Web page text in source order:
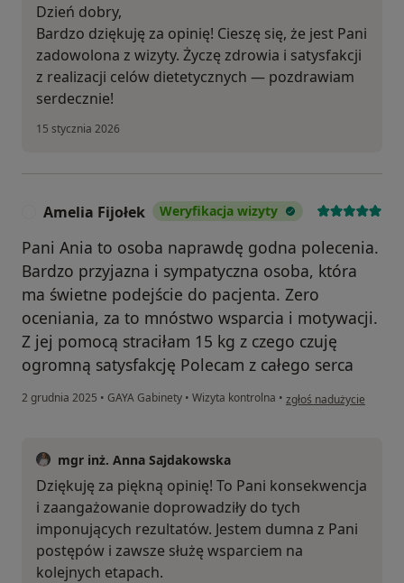
Dzień dobry,
Bardzo dziękuję za opinię! Cieszę się, że jest Pani
zadowolona z wizyty. Życzę zdrowia i satysfakcji
z realizacji celów dietetycznych — pozdrawiam
serdecznie!
15 stycznia 2026
Amelia Fijołek Weryfikacja wizyty
Pani Ania to osoba naprawdę godna polecenia.
Bardzo przyjazna i sympatyczna osoba, która
ma świetne podejście do pacjenta. Zero
oceniania, za to mnóstwo wsparcia i motywacji.
Z jej pomocą straciłam 15 kg z czego czuję
ogromną satysfakcję Polecam z całego serca
2 grudnia 2025 • GAYA Gabinety • Wizyta kontrolna • w opinii użytkownika
zgłoś nadużycie
mgr inż. Anna Sajdakowska
Dziękuję za piękną opinię! To Pani konsekwencja
i zaangażowanie doprowadziły do tych
imponujących rezultatów. Jestem dumna z Pani
postępów i zawsze służę wsparciem na
kolejnych etapach.